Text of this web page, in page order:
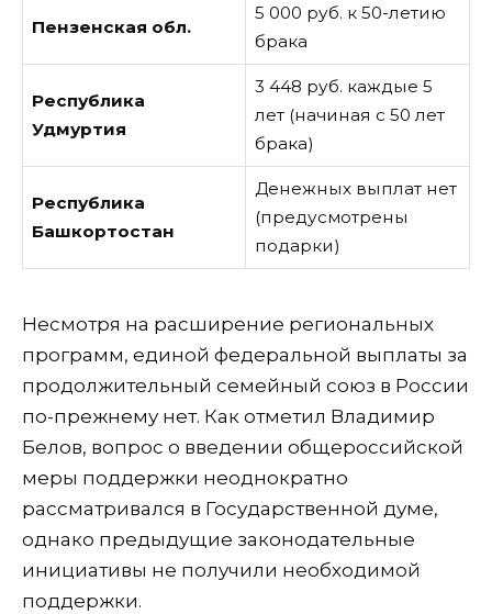
Пензенская обл.
5 000 руб. к 50-летию
брака
Республика
Удмуртия
3 448 руб. каждые 5
лет (начиная с 50 лет
брака)
Республика
Башкортостан
Денежных выплат нет
(предусмотрены
подарки)
Несмотря на расширение региональных
программ, единой федеральной выплаты за
продолжительный семейный союз в России
по-прежнему нет. Как отметил Владимир
Белов, вопрос о введении общероссийской
меры поддержки неоднократно
рассматривался в Государственной думе,
однако предыдущие законодательные
инициативы не получили необходимой
поддержки.